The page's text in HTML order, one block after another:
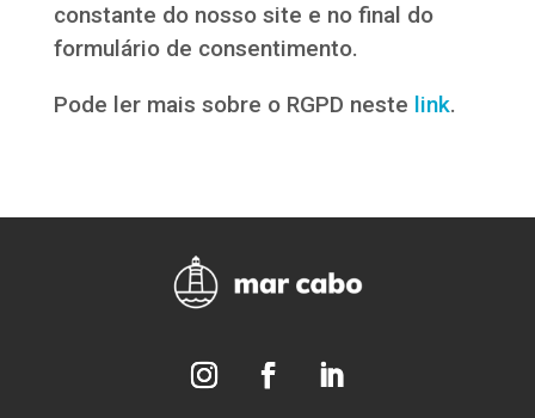
constante do nosso site e no final do
formulário de consentimento.
Pode ler mais sobre o RGPD neste link.